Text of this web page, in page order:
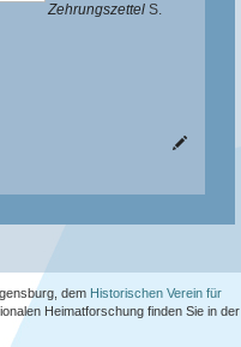
Zehrungszettel S.
dem Historischen Verein für
Heimatforschung finden Sie in der